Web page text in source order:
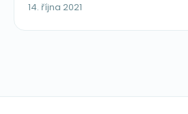
14. října 2021